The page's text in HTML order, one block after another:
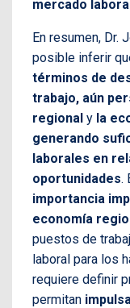
mercado
En resumen, Dr.
posible inferir
términos de
trabajo, aún
regional y la
generando
laborales en
oportunidades.
importancia
economía
puestos de
laboral para los
requiere definir
permitan